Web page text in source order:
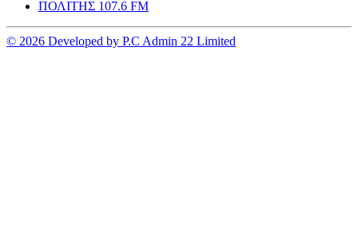
ΠΟΛΙΤΗΣ 107.6 FM
© 2026 Developed by P.C Admin 22 Limited